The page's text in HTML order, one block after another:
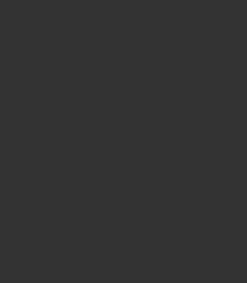
für Fahrgäste
investiert weiter in den Ausbau
und errichtet in den
insgesamt 23 neue
im Bedienungsgebiet.